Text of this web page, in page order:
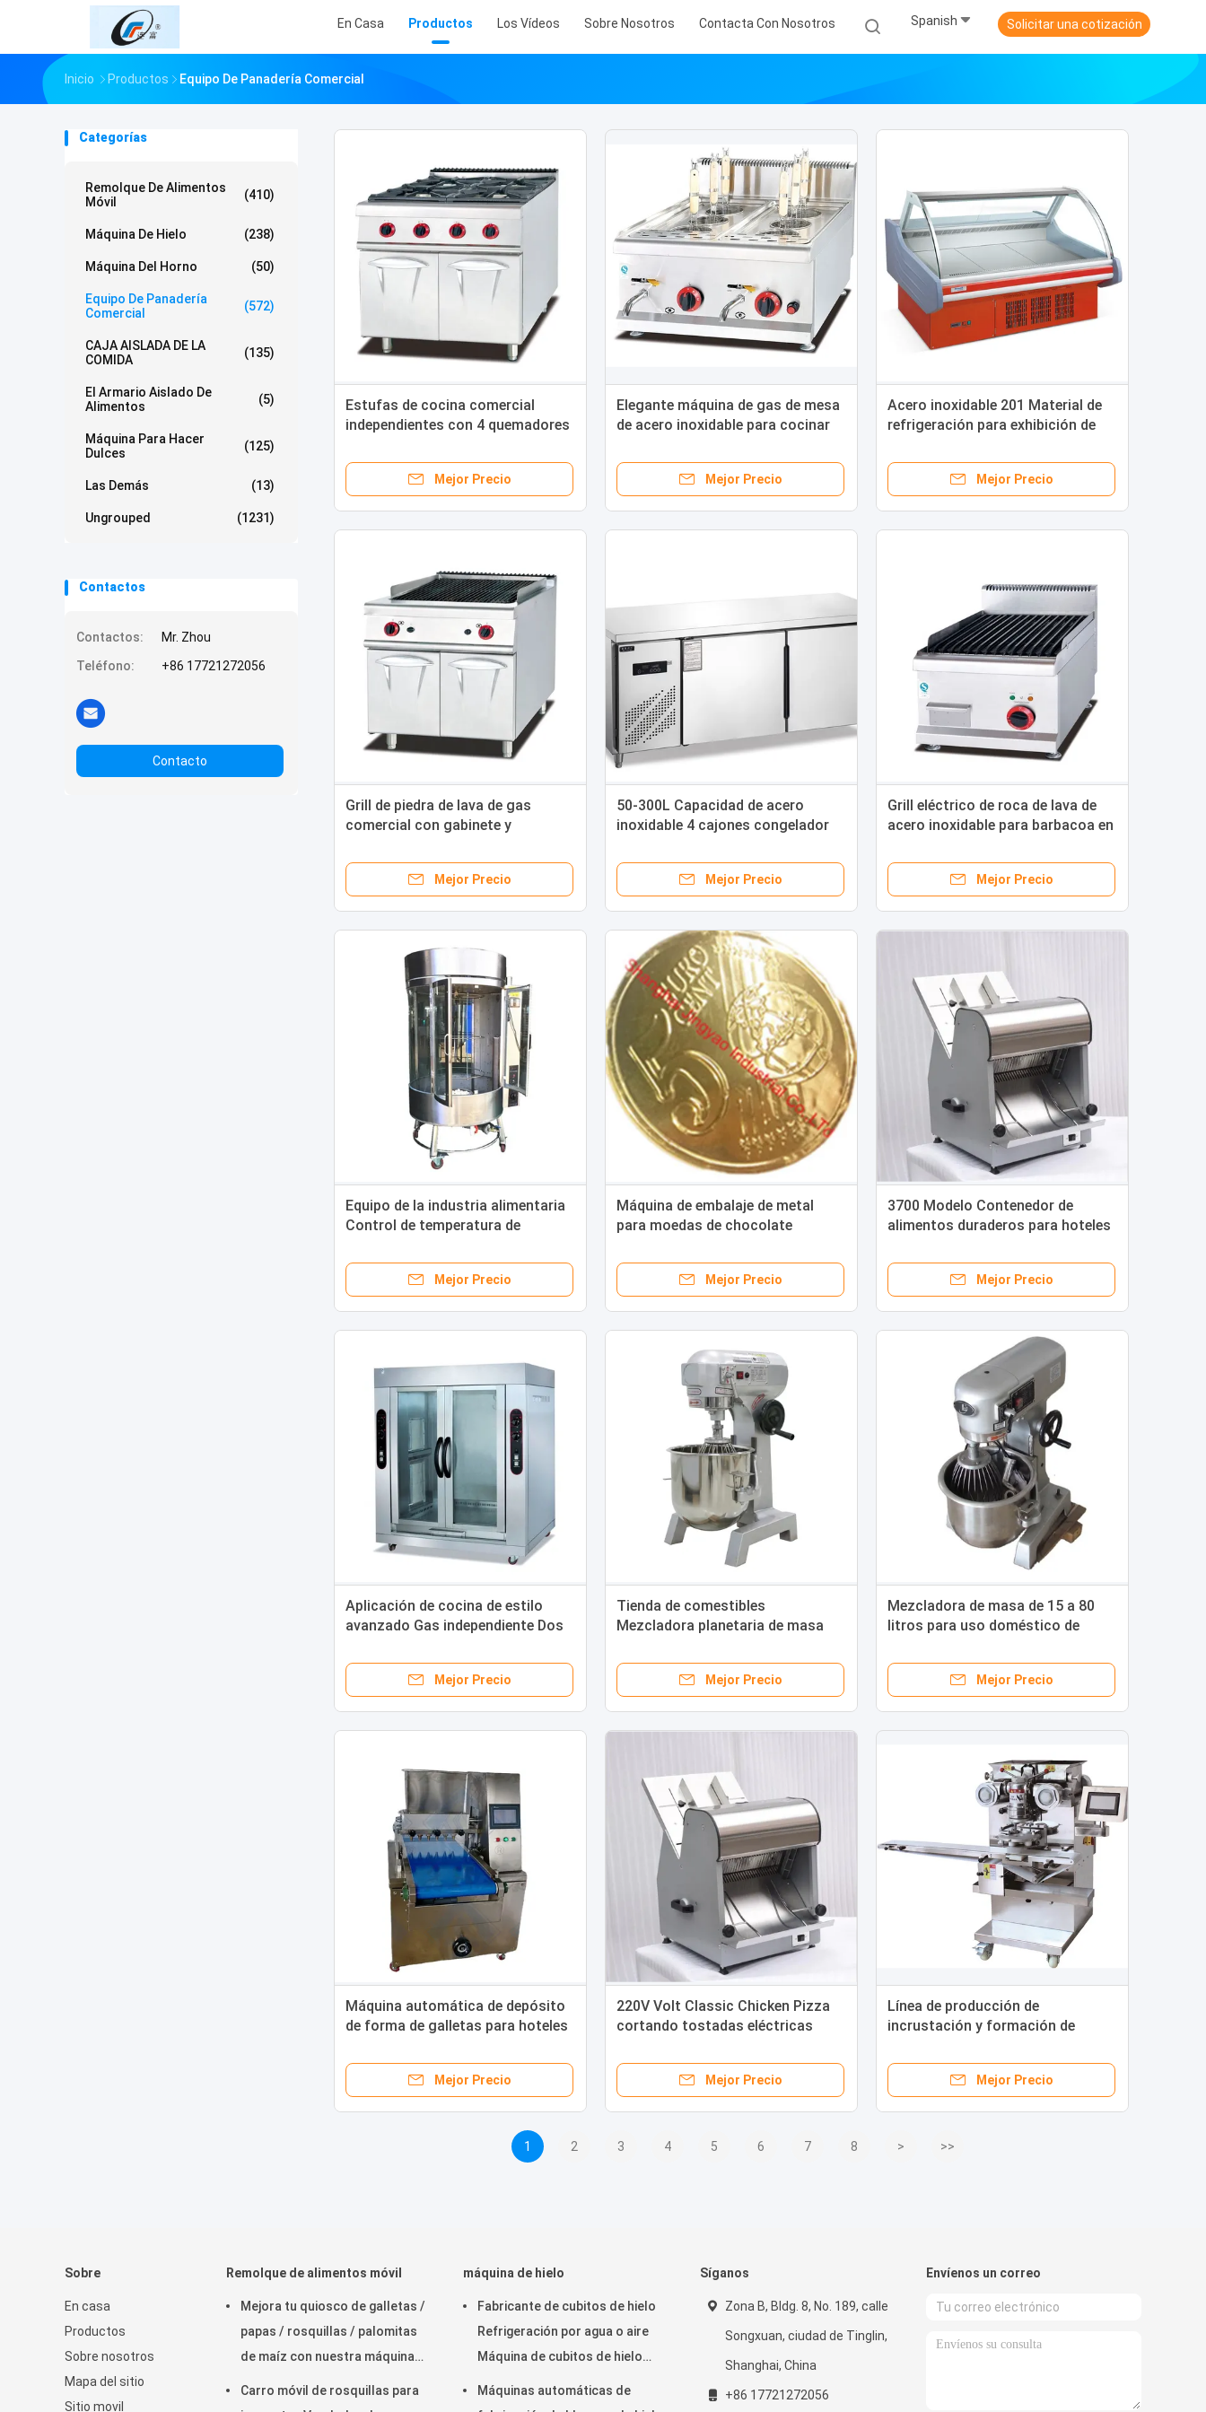
En Casa Productos Los Vídeos Sobre Nosotros Contacta Con Nosotros Spanish Solicitar una cotización
Inicio Productos Equipo De Panadería Comercial
Categorías
Remolque De Alimentos
Móvil
(410)
Máquina De Hielo (238)
Máquina Del Horno (50)
Equipo De Panadería
Comercial
(572)
CAJA AISLADA DE LA
COMIDA
(135)
El Armario Aislado De
Alimentos
(5)
Máquina Para Hacer
Dulces
(125)
Las Demás (13)
Ungrouped (1231)
Contactos
Contactos:
Mr. Zhou
Teléfono:
+86 17721272056
Contacto
Estufas de cocina comercial
independientes con 4 quemadores
Mejor Precio
Elegante máquina de gas de mesa
de acero inoxidable para cocinar
Mejor Precio
Acero inoxidable 201 Material de
refrigeración para exhibición de
Mejor Precio
Grill de piedra de lava de gas
comercial con gabinete y
llamas en Sliver
Mejor Precio
50-300L Capacidad de acero
inoxidable 4 cajones congelador
contador de arriba 110V
Mejor Precio
Grill eléctrico de roca de lava de
acero inoxidable para barbacoa en
Mejor Precio
Equipo de la industria alimentaria
Control de temperatura de
Duck Making Machine
Mejor Precio
Máquina de embalaje de metal
para moedas de chocolate
Mejor Precio
3700 Modelo Contenedor de
alimentos duraderos para hoteles
pizza comercial
Mejor Precio
Aplicación de cocina de estilo
avanzado Gas independiente Dos
para ovejas y cerdos
Mejor Precio
Tienda de comestibles
Mezcladora planetaria de masa
Mezcladora de pasteles con
aprobación CEMejor Precio
Mezcladora de masa de 15 a 80
litros para uso doméstico de
Mejor Precio
Máquina automática de depósito
de forma de galletas para hoteles
Mejor Precio
220V Volt Classic Chicken Pizza
cortando tostadas eléctricas
carne
Mejor Precio
Línea de producción de
incrustación y formación de
corte de pinza
Mejor Precio
1 2 3 4 5 6 7 8 > >>
Sobre
En casa
Productos
Sobre nosotros
Mapa del sitio
Sitio movil
Remolque de alimentos móvil
Mejora tu quiosco de galletas /
papas / rosquillas / palomitas
de maíz con nuestra máquina
Carro móvil de rosquillas para
máquina de hielo
Fabricante de cubitos de hielo
Refrigeración por agua o aire
Máquina de cubitos de hielo
Máquinas automáticas de
Síganos
Zona B, Bldg. 8, No. 189, calle
Songxuan, ciudad de Tinglin,
Shanghai, China
+86 17721272056
Envíenos un correo